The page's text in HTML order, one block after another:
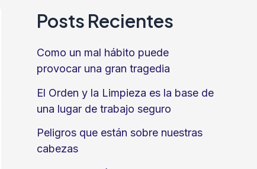
Posts Recientes
Como un mal hábito puede
provocar una gran tragedia
El Orden y la Limpieza es la base de
una lugar de trabajo seguro
Peligros que están sobre nuestras
cabezas